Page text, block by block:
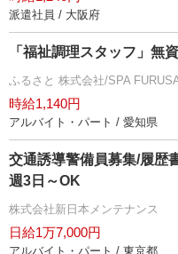
派遣社員 / 大阪府
「福祉調理スタッフ」無
ふるさと 株式会社/SPA
時給1,140円
アルバイト・パート / 愛知県
交通誘導警備員募集/履歴
週3日～OK
株式会社新日本メンテナンス
日給1万7,000円
アルバイト・パート / 東京都